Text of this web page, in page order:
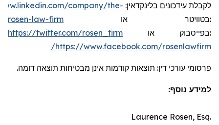
לקבלת עידכונים בלינקדאין:
company/the-
rosen-law-firm או בטוויטר:
https://twitter.com/rosen_firm או בפייסבוק:
https://www.facebook.com/rosenlawfirm/
פרסומי עורכי דין: תוצאות קודמות אינן מבטיחות תוצאה דומה.
למידע נוסף:
.Laurence Rosen, Esq